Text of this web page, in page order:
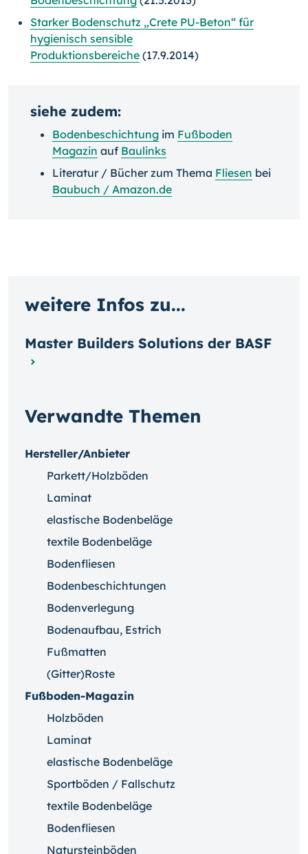
Starker Bodenschutz „Crete PU-Beton“ für
hygienisch sensible
Produktionsbereiche (17.9.2014)
siehe zudem:
Bodenbeschichtung im Fußboden
Magazin auf Baulinks
Literatur / Bücher zum Thema Fliesen bei
Baubuch / Amazon.de
Verwandte Themen
Hersteller/Anbieter
Parkett/Holzböden
Laminat
elastische Bodenbeläge
textile Bodenbeläge
Bodenfliesen
Bodenbeschichtungen
Bodenverlegung
Bodenaufbau, Estrich
Fußmatten
(Gitter)Roste
Fußboden-Magazin
Holzböden
Laminat
elastische Bodenbeläge
Sportböden / Fallschutz
textile Bodenbeläge
Bodenfliesen
Natursteinböden
weitere Infos zu...
Master Builders Solutions der BASF